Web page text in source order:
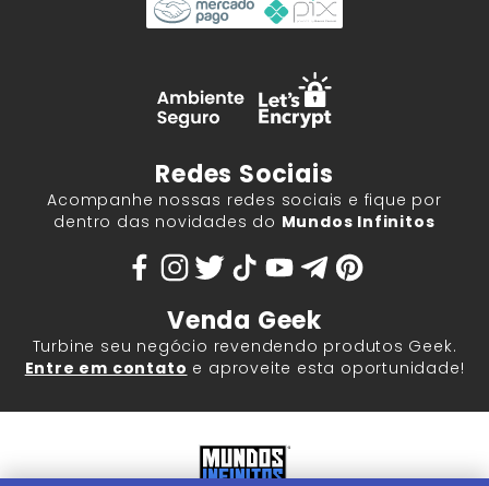
Redes Sociais
Acompanhe nossas redes sociais e fique por
dentro das novidades do Mundos Infinitos
Venda Geek
Turbine seu negócio revendendo produtos Geek.
Entre em contato e aproveite esta oportunidade!